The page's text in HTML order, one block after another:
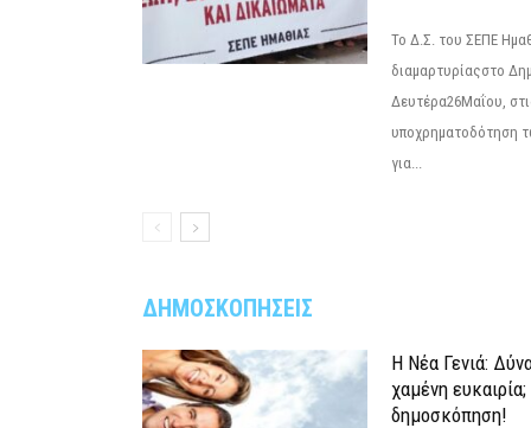
Το Δ.Σ. του ΣΕΠΕ
διαμαρτυρίαςστο
Δευτέρα26Μαΐου,
υποχρηματοδότηση
για...
ΔΗΜΟΣΚΟΠΗΣΕΙΣ
Η Νέα Γενιά:
χαμένη
δημοσκόπηση!